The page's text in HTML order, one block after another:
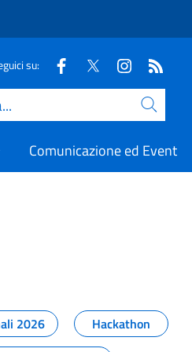
su:
Comunicazione ed Eventi
2026
Hackathon